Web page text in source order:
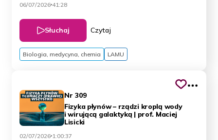
06/07/2026 41:28
Słuchaj Czytaj
Biologia, medycyna, chemia LAMU
Nr 309
Fizyka płynów – rządzi kroplą wody
i wirującą galaktyką | prof. Maciej
Lisicki
02/07/2026 1:00:37